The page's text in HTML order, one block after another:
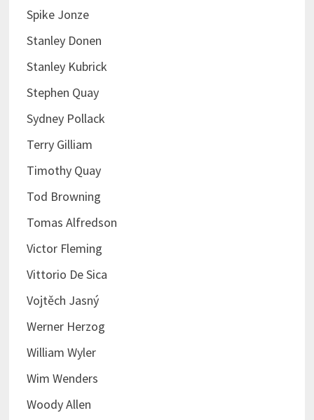
Spike Jonze
Stanley Donen
Stanley Kubrick
Stephen Quay
Sydney Pollack
Terry Gilliam
Timothy Quay
Tod Browning
Tomas Alfredson
Victor Fleming
Vittorio De Sica
Vojtěch Jasný
Werner Herzog
William Wyler
Wim Wenders
Woody Allen